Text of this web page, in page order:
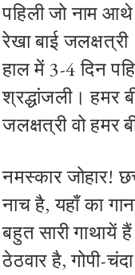
पहिली जो नाम
रेखा बाई
हाल में 3-4 दिन
श्रद्धांजली। हमर
जलक्षत्री वो हमर
नमस्कार जोहार!
नाच है, यहाँ का
बहुत सारी गाथायें
ठेठवार है, गोपी-